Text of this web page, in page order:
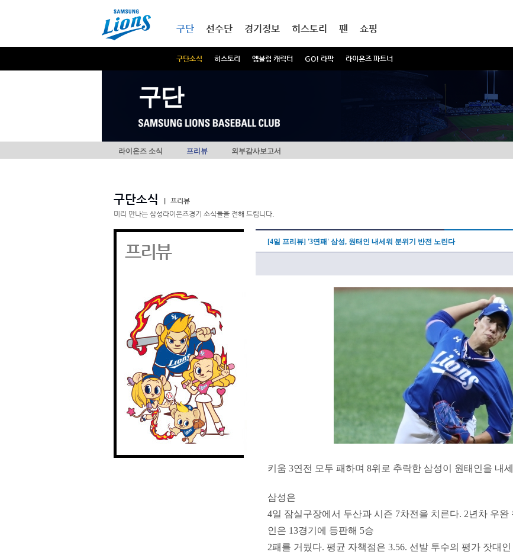
구단
구단소식 히스토리 엠블럼 캐릭터 GO! 라팍 라이온즈 파트너
선수단 경기정보 히스토리 팬 쇼핑
구단
라이온즈 소식 프리뷰 외부감사보고서
구단소식
프리뷰
미리 만나는 삼성라이온즈경기 소식들을 전해 드립니다.
프리뷰 [4일 프리뷰] '3연패' 삼성, 원태인 내세워 분위기 반전 노린다
키움 3연전 모두 패하며 8위로 추락한 삼성이 원태인을 내
삼성은
4일 잠실구장에서 두산과 시즌 7차전을 치른다. 2년차 우
인은 13경기에 등판해 5승
2패를 거뒀다. 평균 자책점은 3.56. 선발 투수의 평가 잣대